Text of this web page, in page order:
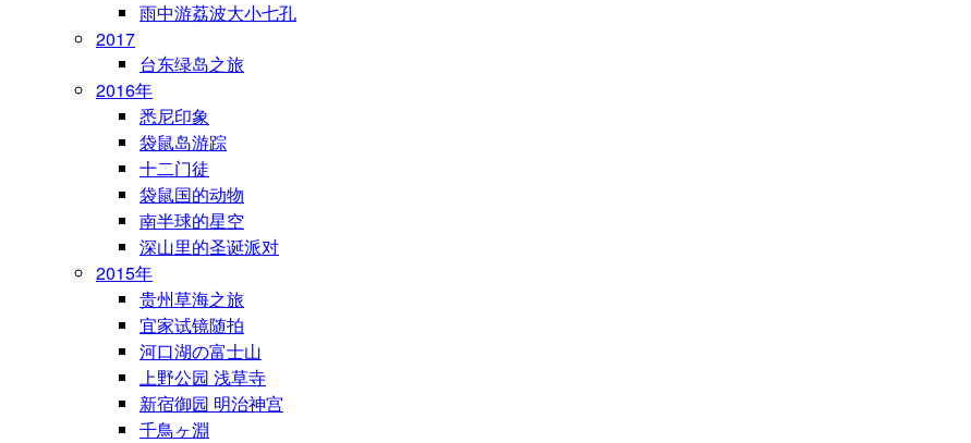
雨中游荔波大小七孔
2017
台东绿岛之旅
2016年
悉尼印象
袋鼠岛游踪
十二门徒
袋鼠国的动物
南半球的星空
深山里的圣诞派对
2015年
贵州草海之旅
宜家试镜随拍
河口湖の富士山
上野公园 浅草寺
新宿御园 明治神宫
千鳥ヶ淵